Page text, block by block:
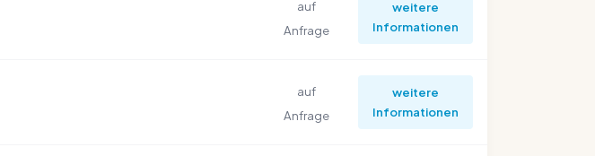
auf
Anfrage
weitere
Informationen
auf
Anfrage
weitere
Informationen